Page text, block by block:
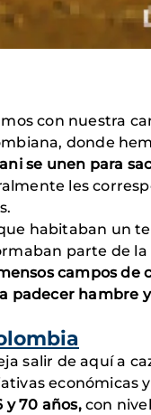
con nuestra
donde
se unen para
les
habitaban un
parte de la
campos de
padecer hambre
salir de aquí a
económicas
y 70 años,con